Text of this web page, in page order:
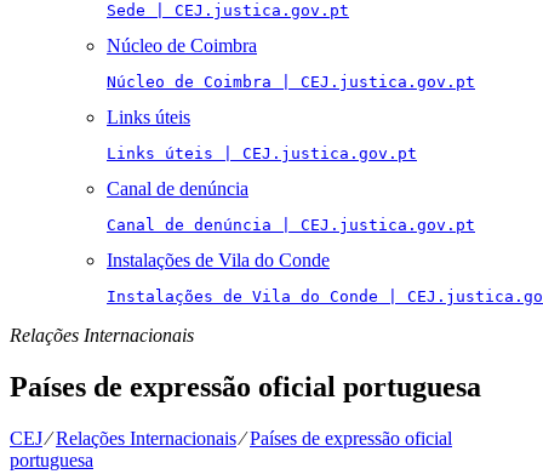
Sede | CEJ.justica.gov.pt
Núcleo de Coimbra
Núcleo de Coimbra | CEJ.justica.gov.pt
Links úteis
Links úteis | CEJ.justica.gov.pt
Canal de denúncia
Canal de denúncia | CEJ.justica.gov.pt
Instalações de Vila do Conde
Instalações de Vila do Conde |
Relações Internacionais
Países de expressão oficial portuguesa
CEJ⁄Relações Internacionais⁄Países de expressão oficial
portuguesa